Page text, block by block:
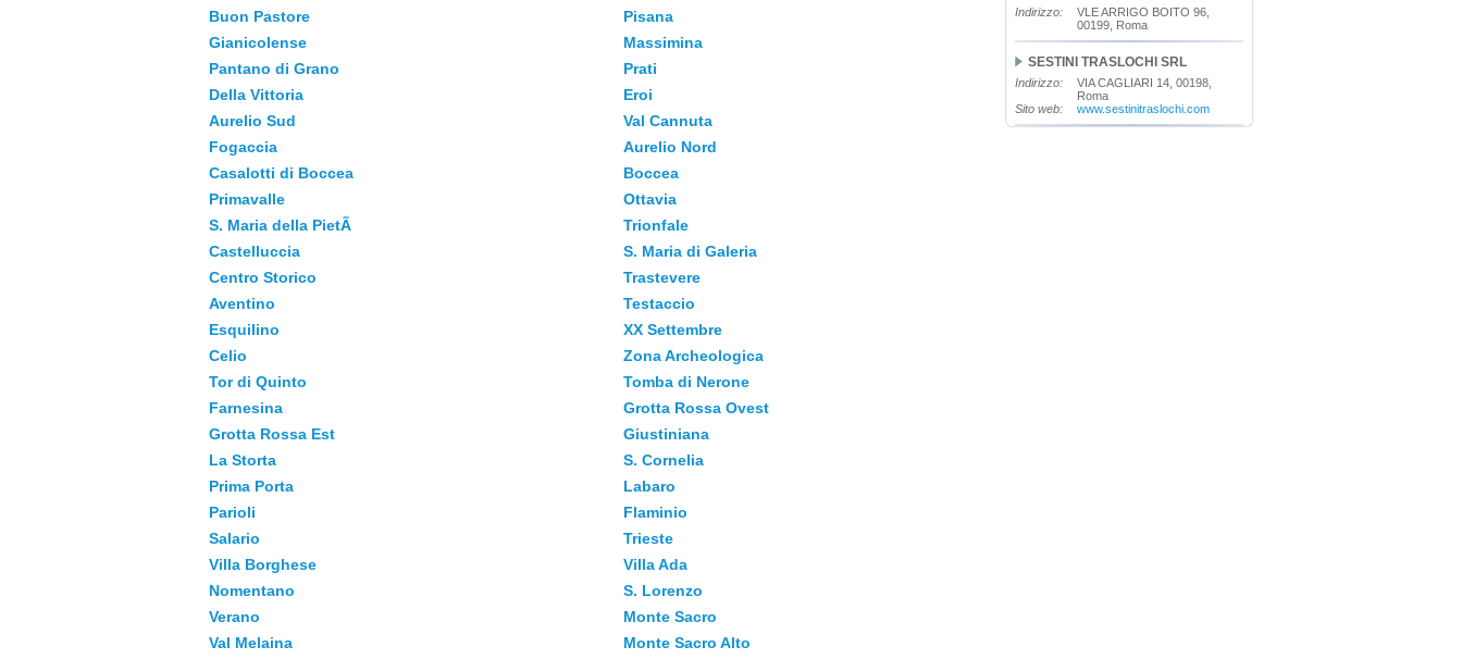
Buon Pastore
Pisana
Gianicolense
Massimina
Pantano di Grano
Prati
Della Vittoria
Eroi
Aurelio Sud
Val Cannuta
Fogaccia
Aurelio Nord
Casalotti di Boccea
Boccea
Primavalle
Ottavia
S. Maria della PietÃ
Trionfale
Castelluccia
S. Maria di Galeria
Centro Storico
Trastevere
Aventino
Testaccio
Esquilino
XX Settembre
Celio
Zona Archeologica
Tor di Quinto
Tomba di Nerone
Farnesina
Grotta Rossa Ovest
Grotta Rossa Est
Giustiniana
La Storta
S. Cornelia
Prima Porta
Labaro
Parioli
Flaminio
Salario
Trieste
Villa Borghese
Villa Ada
Nomentano
S. Lorenzo
Verano
Monte Sacro
Val Melaina
Monte Sacro Alto
Indirizzo:
VLE ARRIGO BOITO 96,
00199, Roma
SESTINI TRASLOCHI SRL
Indirizzo:
VIA CAGLIARI 14, 00198,
Roma
Sito web:
www.sestinitraslochi.com